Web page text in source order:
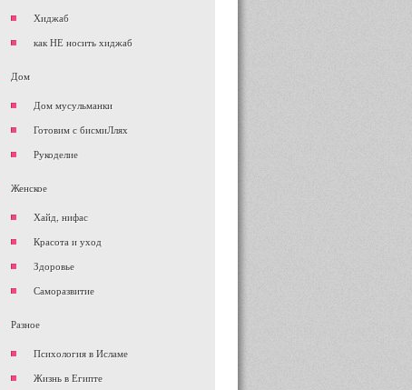
Хиджаб
как НЕ носить хиджаб
Дом
Дом мусульманки
Готовим с бисмиЛлях
Рукоделие
Женское
Хайд, нифас
Красота и уход
Здоровье
Саморазвитие
Разное
Психология в Исламе
Жизнь в Египте